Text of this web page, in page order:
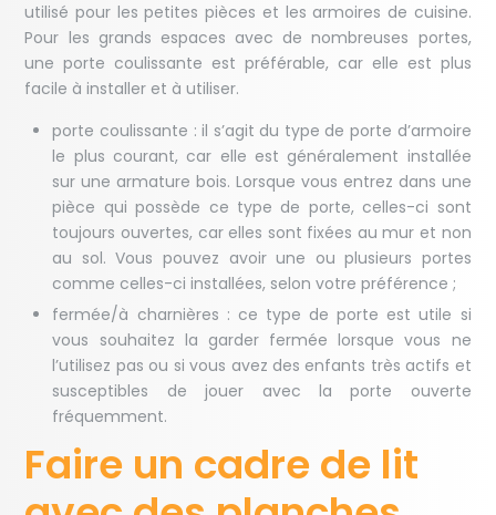
utilisé pour les petites pièces et les armoires de cuisine.
Pour les grands espaces avec de nombreuses portes,
une porte coulissante est préférable, car elle est plus
facile à installer et à utiliser.
porte coulissante : il s’agit du type de porte d’armoire
le plus courant, car elle est généralement installée
sur une armature bois. Lorsque vous entrez dans une
pièce qui possède ce type de porte, celles-ci sont
toujours ouvertes, car elles sont fixées au mur et non
au sol. Vous pouvez avoir une ou plusieurs portes
comme celles-ci installées, selon votre préférence ;
fermée/à charnières : ce type de porte est utile si
vous souhaitez la garder fermée lorsque vous ne
l’utilisez pas ou si vous avez des enfants très actifs et
susceptibles de jouer avec la porte ouverte
fréquemment.
Faire un cadre de lit